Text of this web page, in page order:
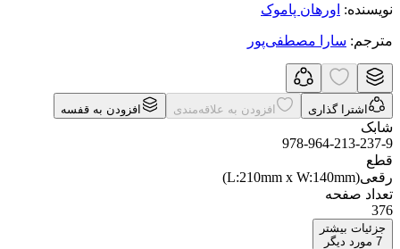
نویسنده: اورهان پاموک
مترجم: سارا مصطفی‌پور
اشترا گذاری افزودن به علاقه‌مندی افزودن به قفسه
شابک
978-964-213-237-9
قطع
رقعی(L:210mm x W:140mm)
تعداد صفحه
376
جزئیات بیشتر
7 مورد دیگر